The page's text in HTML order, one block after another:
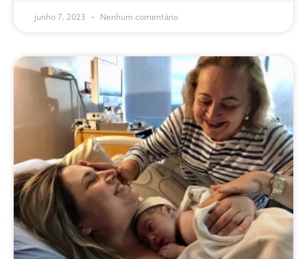
junho 7, 2023 Nenhum comentário